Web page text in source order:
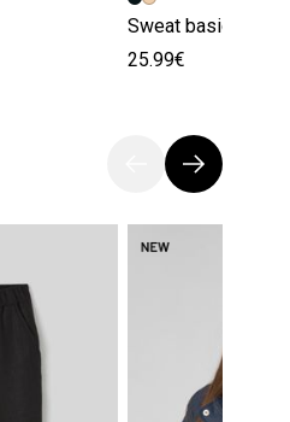
Sweat basique
25.99€